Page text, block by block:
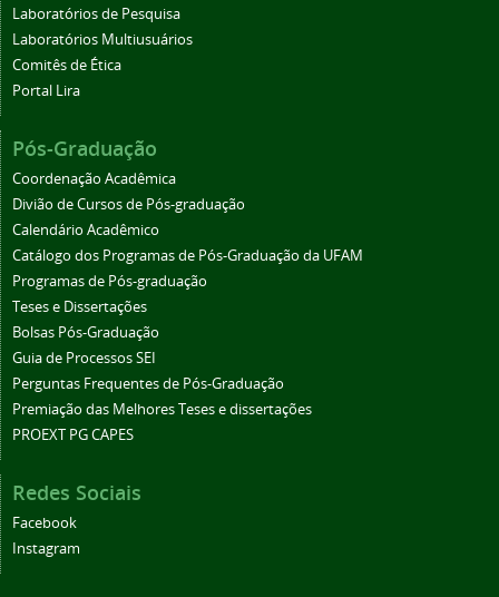
Laboratórios de Pesquisa
Laboratórios Multiusuários
Comitês de Ética
Portal Lira
Pós-Graduação
Coordenação Acadêmica
Divião de Cursos de Pós-graduação
Calendário Acadêmico
Catálogo dos Programas de Pós-Graduação da UFAM
Programas de Pós-graduação
Teses e Dissertações
Bolsas Pós-Graduação
Guia de Processos SEI
Perguntas Frequentes de Pós-Graduação
Premiação das Melhores Teses e dissertações
PROEXT PG CAPES
Redes Sociais
Facebook
Instagram